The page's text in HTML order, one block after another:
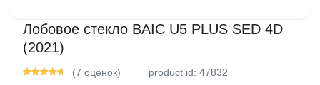
Лобовое стекло BAIC U5 PLUS SED 4D
(2021)
(7 оценок)
product id: 47832